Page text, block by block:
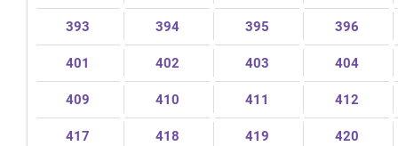
393 394 395 396
401 402 403 404
409 410 411 412
417 418 419 420